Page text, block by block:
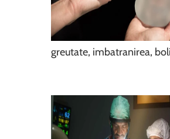
greutate, imbatranirea,